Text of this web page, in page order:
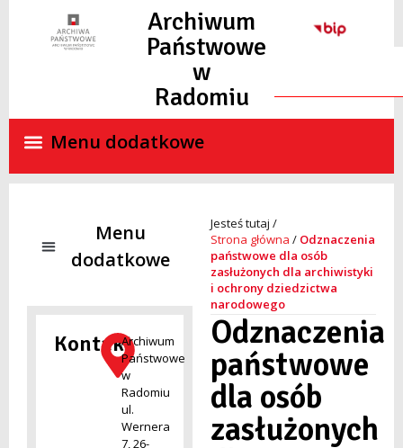
Archiwum
Państwowe
w
Radomiu
KontaktArchiwum
Państwowe
w
Radomiu
ul.
Wernera
7, 26-
Strona główna / Odznaczenia
państwowe dla osób
zasłużonych dla archiwistyki
i ochrony dziedzictwa
narodowego
Odznaczenia
państwowe
dla osób
zasłużonych